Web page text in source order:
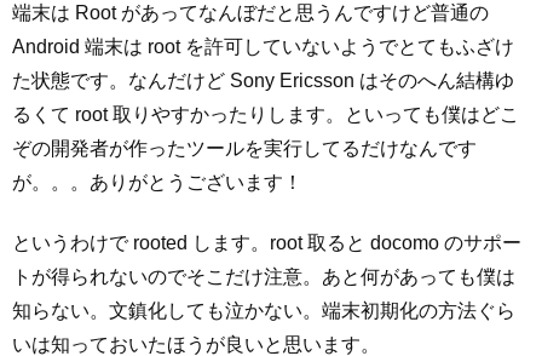
端末は Root があってなんぼだと思うんですけど普通の
Android 端末は root を許可していないようでとてもふざけ
た状態です。なんだけど Sony Ericsson はそのへん結構ゆ
るくて root 取りやすかったりします。といっても僕はどこ
ぞの開発者が作ったツールを実行してるだけなんです
が。。。ありがとうございます！
というわけで rooted します。root 取ると docomo のサポー
トが得られないのでそこだけ注意。あと何があっても僕は
知らない。文鎮化しても泣かない。端末初期化の方法ぐら
いは知っておいたほうが良いと思います。